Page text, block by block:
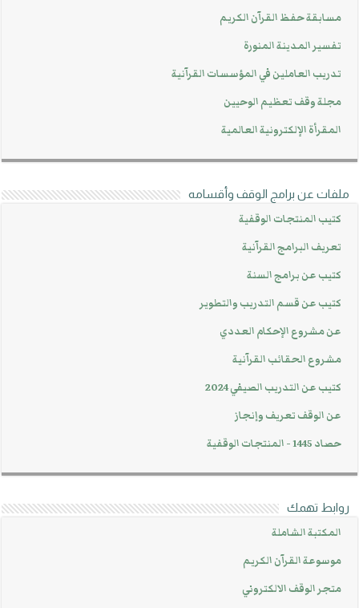
مسابقة حفظ القرآن الكريم
تفسير المدينة المنورة
تدريب العاملين في المؤسسات القرآنية
مجلة وقف تعظيم الوحيين
المقرأة الإلكترونية العالمية
ملفات عن برامج الوقف وأقسامه
كتيب المنتجات الوقفية
تعريف البرامج القرآنية
كتيب عن برامج السنة
كتيب عن قسم التدريب والتطوير
عن مشروع الإحكام العددي
مشروع الحقائب القرآنية
كتيب عن التدريب الصيفي 2024
عن الوقف تعريف وإنجاز
حصاد 1445 - المنتجات الوقفية
روابط تهمك
المكتبة الشاملة
موسوعة القرآن الكريم
متجر الوقف الالكتروني